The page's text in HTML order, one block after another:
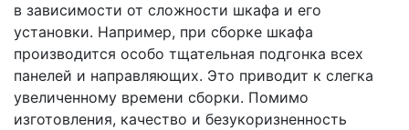
в зависимости от сложности шкафа и его
установки. Например, при сборке шкафа
производится особо тщательная подгонка всех
панелей и направляющих. Это приводит к слегка
увеличенному времени сборки. Помимо
изготовления, качество и безукоризненность